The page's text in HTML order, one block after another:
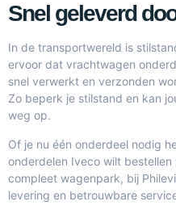
Snel geleverd
In de transportwereld is
ervoor dat vrachtwagen
snel verwerkt en verzonden
Zo beperk je stilstand en kan
weg op.
Of je nu één onderdeel nodig
onderdelen Iveco wilt
compleet wagenpark, bij
levering en betrouwbare